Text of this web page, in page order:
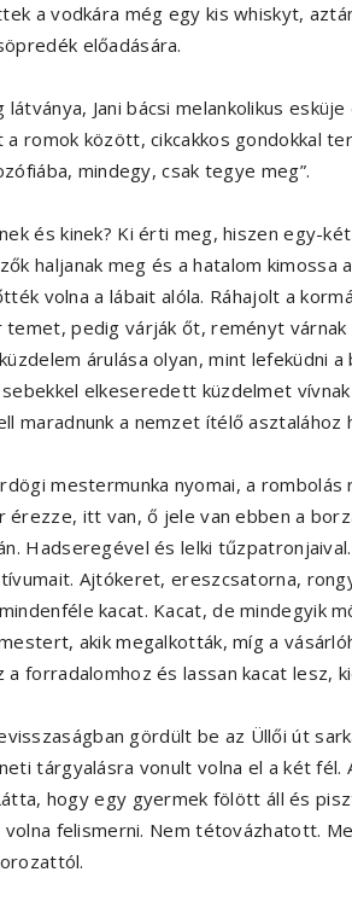
a vodkára még egy kis whiskyt,
előadására.
Jani bácsi melankolikus
a romok között, cikcakkos gondokkal
mindegy, csak tegye meg”.
és kinek? Ki érti meg, hiszen egy-
haljanak meg és a hatalom
volna a lábait alóla. Ráhajolt a
temet, pedig várják őt, reményt
árulása olyan, mint lefeküdni
elkeseredett küzdelmet
maradnunk a nemzet ítélő asztalához
mestermunka nyomai, a
érezze, itt van, ő jele van ebben a
Hadseregével és lelki
Ajtókeret, ereszcsatorna,
kacat. Kacat, de mindegyik
akik megalkották, míg a
a forradalomhoz és lassan kacat lesz,
gördült be az Üllői út
tárgyalásra vonult volna el a két fél.
hogy egy gyermek fölött áll és
felismerni. Nem tétovázhatott.